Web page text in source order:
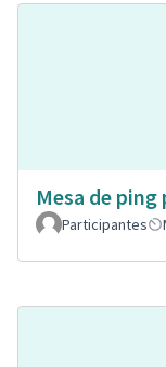
Mesa de ping
Participantes